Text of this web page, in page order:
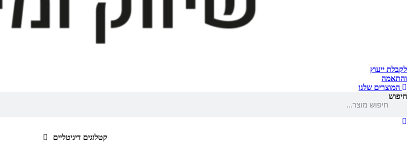
לקבלת ייעוץ
והתאמה
המוצרים שלנו
חיפוש
קטלוגים דיגיטליים